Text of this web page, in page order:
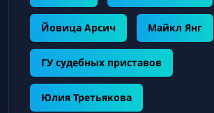
Йовица Арсич Майкл Янг
ГУ судебных приставов
Юлия Третьякова